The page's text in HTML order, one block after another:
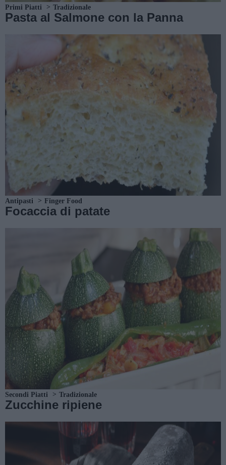
Primi Piatti Tradizionale
Pasta al Salmone con la Panna
Antipasti Finger Food
Focaccia di patate
Secondi Piatti Tradizionale
Zucchine ripiene